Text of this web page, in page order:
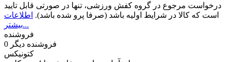
درخواست مرجوع در گروه کفش ورزشی، تنها در صورتی قابل تایید
است که کالا در شرایط اولیه باشد (صرفا پرو شده باشد). اطلاعات
بیشتر...
فروشنده
0 فروشنده دیگر
کتونیکس